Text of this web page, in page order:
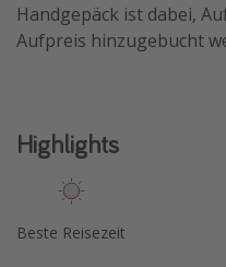
Handgepäck ist dabei,
Aufpreis hinzugebucht
Highlights
Beste Reisezeit